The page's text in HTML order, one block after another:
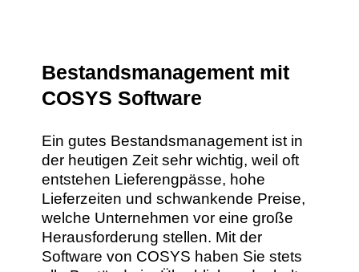
Bestandsmanagement mit
COSYS Software
Ein gutes Bestandsmanagement ist in
der heutigen Zeit sehr wichtig, weil oft
entstehen Lieferengpässe, hohe
Lieferzeiten und schwankende Preise,
welche Unternehmen vor eine große
Herausforderung stellen. Mit der
Software von COSYS haben Sie stets